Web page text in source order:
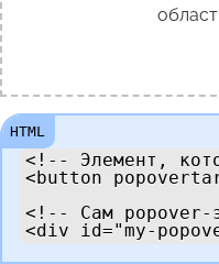
<!-- Элемент,
<button
<!-- Сам popover-
<div id="my-